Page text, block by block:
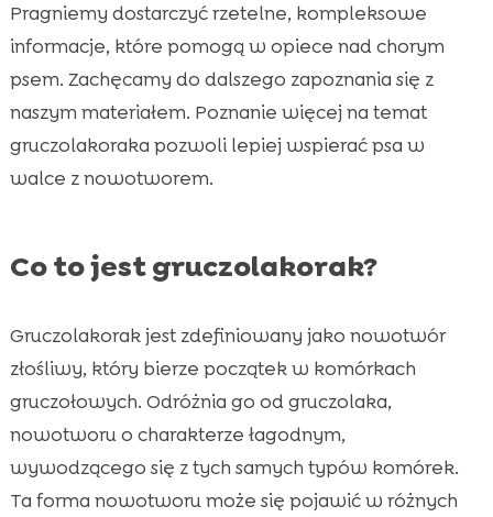
Pragniemy dostarczyć rzetelne, kompleksowe
informacje, które pomogą w opiece nad chorym
psem. Zachęcamy do dalszego zapoznania się z
naszym materiałem. Poznanie więcej na temat
gruczolakoraka pozwoli lepiej wspierać psa w
walce z nowotworem.
Co to jest gruczolakorak?
Gruczolakorak jest zdefiniowany jako nowotwór
złośliwy, który bierze początek w komórkach
gruczołowych. Odróżnia go od gruczolaka,
nowotworu o charakterze łagodnym,
wywodzącego się z tych samych typów komórek.
Ta forma nowotworu może się pojawić w różnych